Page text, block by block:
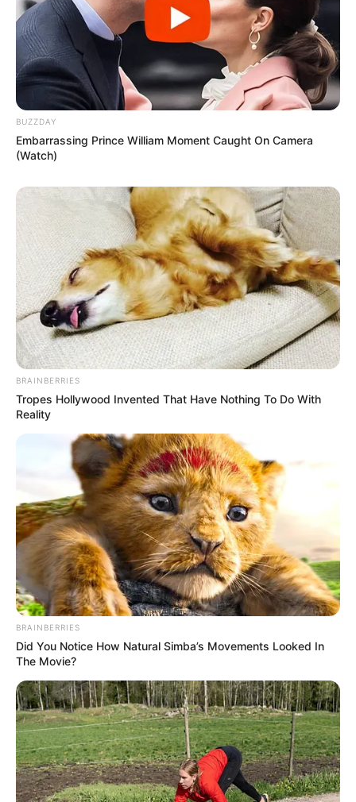
BUZZDAY
Embarrassing Prince William Moment Caught On Camera
(Watch)
BRAINBERRIES
Tropes Hollywood Invented That Have Nothing To Do With
Reality
BRAINBERRIES
Did You Notice How Natural Simba’s Movements Looked In
The Movie?